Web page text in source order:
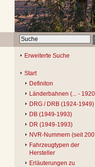
Erweiterte Suche
Start
Definiton
Länderbahnen (... -
DRG / DRB (1924-1949)
DB (1949-1993)
DR (1949-1993)
NVR-Nummern (seit
Fahrzeugtypen der
Hersteller
Erläuterungen zu